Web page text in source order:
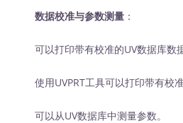
数据校准与参数测量 ：
可以打印带有校准的UV数据库数据
使用UVPRT工具可以打印带有校准
可以从UV数据库中测量参数。